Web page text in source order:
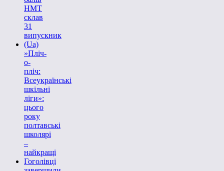
НМТ
склав
31
випускник
(Ua)
»Пліч-
о-
пліч:
Всеукраїнські
шкільні
ліги»:
цього
року
полтавські
школярі
–
найкращі
Гоголівці